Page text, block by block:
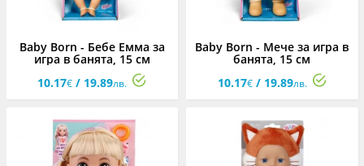
Baby Born - Бебе Емма за
игра в банята, 15 см
10.17€ / 19.89лв.
Baby Born - Мече за игра в
банята, 15 см
10.17€/ 19.89лв.